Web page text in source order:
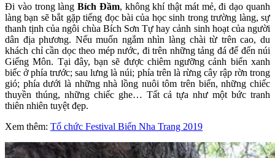
Đi vào trong làngBích Đầm, không khí thật mát mẻ, đi dạo quanh
làng bạn sẽ bắt gặp tiếng đọc bài của học sinh trong trường làng, sự
thanh tịnh của ngôi chùa Bích Sơn Tự hay cảnh sinh hoạt của người
dân địa phương. Nếu muốn ngắm nhìn làng chài từ trên cao, du
khách chỉ cần dọc theo mép nước, đi trên những tảng đá để đến núi
Giếng Môn. Tại đây, bạn sẽ được chiêm ngưỡng cảnh biển xanh
biếc ở phía trước; sau lưng là núi; phía trên là rừng cây rập rờn trong
gió; phía dưới là những nhà lồng nuôi tôm trên biển, những chiếc
thuyền thúng, những chiếc ghe… Tất cả tựa như một bức tranh
thiên nhiên tuyệt đẹp.
Xem thêm: Tổ chức Festival Biển Nha Trang 2019